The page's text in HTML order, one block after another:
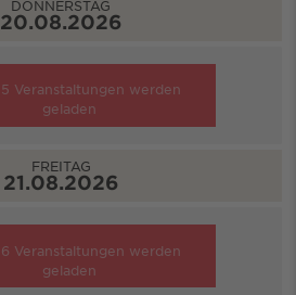
DONNERSTAG
20.08.2026
5 Veranstaltungen werden
geladen
FREITAG
21.08.2026
6 Veranstaltungen werden
geladen